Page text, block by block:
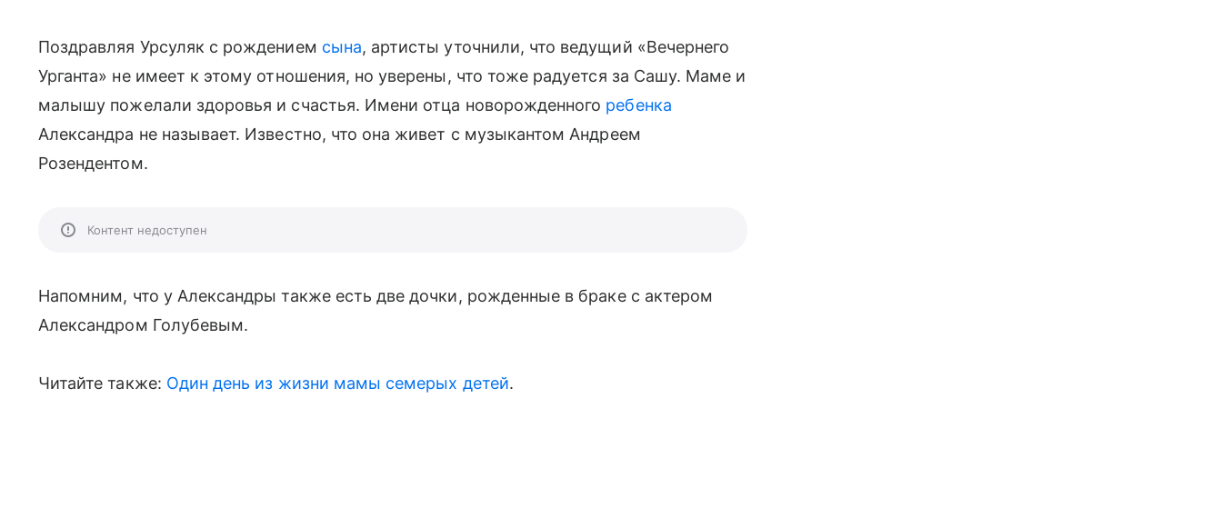
Поздравляя Урсуляк с рождением сына, артисты уточнили, что ведущий «Вечернего
Урганта» не имеет к этому отношения, но уверены, что тоже радуется за Сашу. Маме и
малышу пожелали здоровья и счастья. Имени отца новорожденного ребенка
Александра не называет. Известно, что она живет с музыкантом Андреем
Розендентом.
Контент недоступен
Напомним, что у Александры также есть две дочки, рожденные в браке с актером
Александром Голубевым.
Читайте также: Один день из жизни мамы семерых детей.